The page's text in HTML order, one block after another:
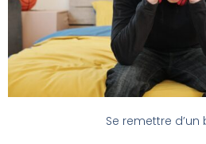
Se remettre d’un